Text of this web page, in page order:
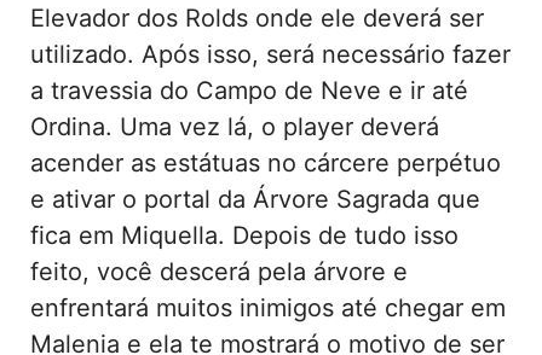
Elevador dos Rolds onde ele deverá ser
utilizado. Após isso, será necessário fazer
a travessia do Campo de Neve e ir até
Ordina. Uma vez lá, o player deverá
acender as estátuas no cárcere perpétuo
e ativar o portal da Árvore Sagrada que
fica em Miquella. Depois de tudo isso
feito, você descerá pela árvore e
enfrentará muitos inimigos até chegar em
Malenia e ela te mostrará o motivo de ser